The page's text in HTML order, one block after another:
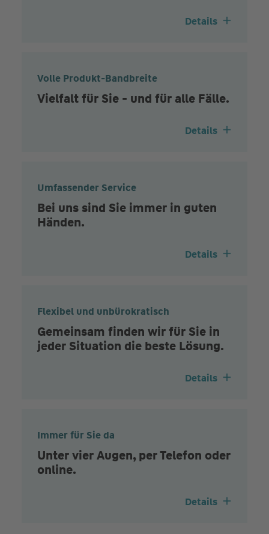
Details
Volle Produkt-Bandbreite
Vielfalt für Sie - und für alle Fälle.
Details
Umfassender Service
Bei uns sind Sie immer in guten
Händen.
Details
Flexibel und unbürokratisch
Gemeinsam finden wir für Sie in
jeder Situation die beste Lösung.
Details
Immer für Sie da
Unter vier Augen, per Telefon oder
online.
Details